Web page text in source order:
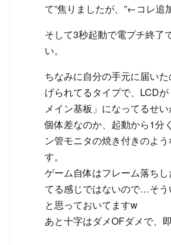
て”焦りましたが、”←コレ追
そして3秒起動で電プチ終了
い。
ちなみに自分の手元に届いた
げられてるタイプで、LCD
メイン基板」になってるせ
個体差なのか、起動から1分
ン管モニタの焼き付きのよ
す。
ゲーム自体はフレーム落ち
てる感じではないので…そ
と思っておいてますw
あと十字はダメOFダメで、